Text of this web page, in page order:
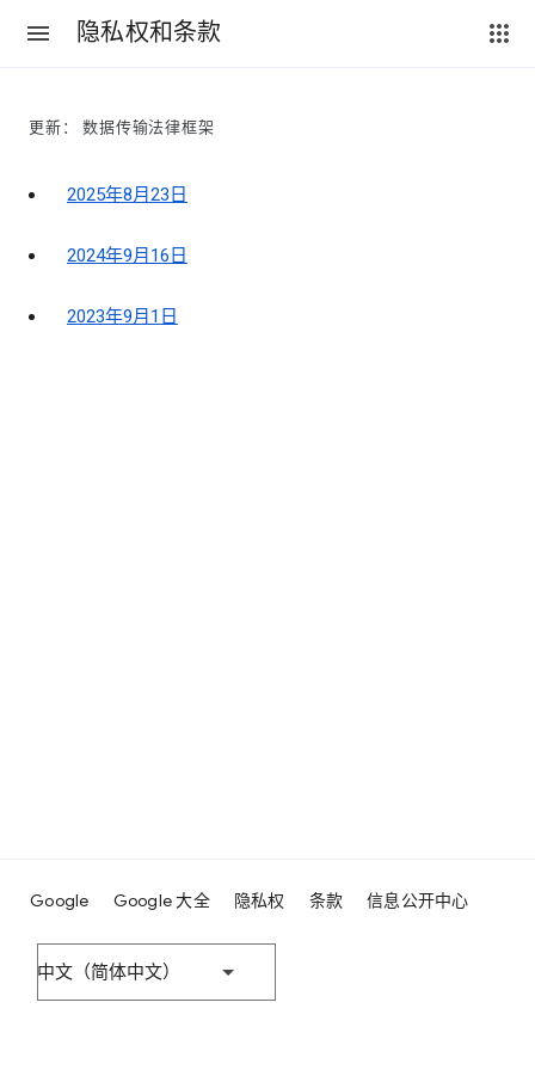
隐私权和条款
更新： 数据传输法律框架
2025年8月23日
2024年9月16日
2023年9月1日
Google Google 大全 隐私权 条款 信息公开中心
中文（简体中文）